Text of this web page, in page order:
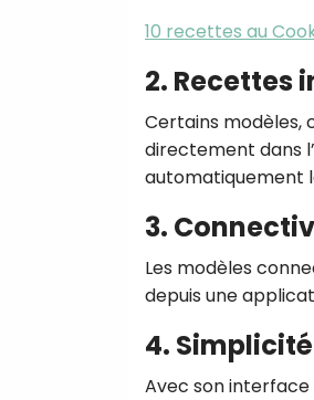
10 recettes au
2. Recettes
Certains modèles,
directement dans
automatiquement
3.
Les modèles
depuis une
4.
Avec son interface